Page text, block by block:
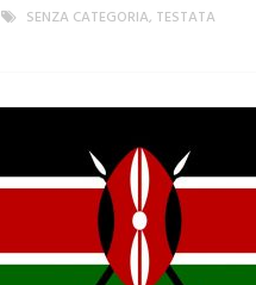
SENZA CATEGORIA, TESTATA